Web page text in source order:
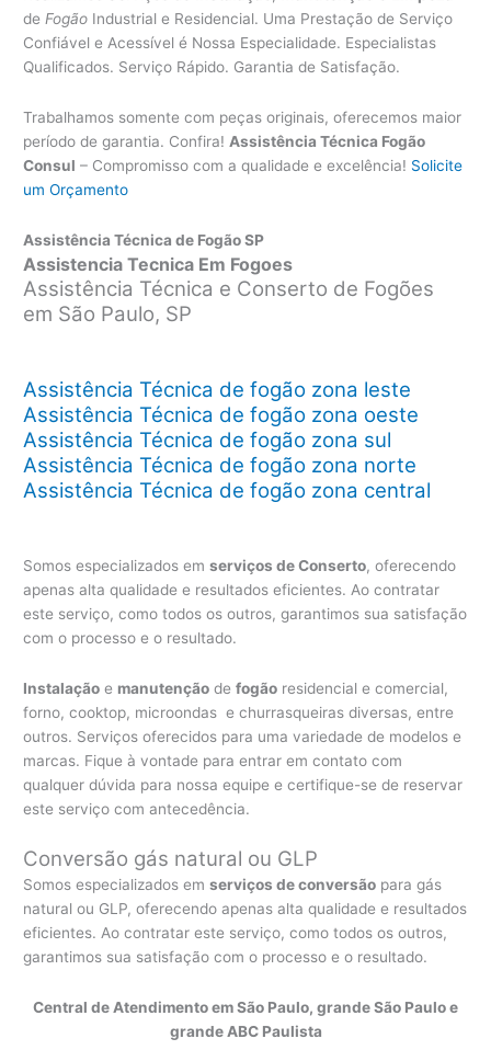
de Fogão Industrial e Residencial. Uma Prestação de Serviço
Confiável e Acessível é Nossa Especialidade. Especialistas
Qualificados. Serviço Rápido. Garantia de Satisfação.
Trabalhamos somente com peças originais, oferecemos maior
período de garantia. Confira! Assistência Técnica Fogão
Consul – Compromisso com a qualidade e excelência! Solicite
um Orçamento
Assistência Técnica de Fogão SP
Assistencia Tecnica Em Fogoes
Assistência Técnica e Conserto de Fogões
em São Paulo, SP
Assistência Técnica de fogão zona leste
Assistência Técnica de fogão zona oeste
Assistência Técnica de fogão zona sul
Assistência Técnica de fogão zona norte
Assistência Técnica de fogão zona central
Somos especializados emserviços de Conserto, oferecendo
apenas alta qualidade e resultados eficientes. Ao contratar
este serviço, como todos os outros, garantimos sua satisfação
com o processo e o resultado.
Instalação e manutenção defogão residencial e comercial,
forno, cooktop, microondas e churrasqueiras diversas, entre
outros. Serviços oferecidos para uma variedade de modelos e
marcas. Fique à vontade para entrar em contato com
qualquer dúvida para nossa equipe e certifique-se de reservar
este serviço com antecedência.
Conversão gás natural ou GLP
Somos especializados emserviços de conversão para gás
natural ou GLP, oferecendo apenas alta qualidade e resultados
eficientes. Ao contratar este serviço, como todos os outros,
garantimos sua satisfação com o processo e o resultado.
Central de Atendimento em São Paulo, grande São Paulo e
grande ABC Paulista